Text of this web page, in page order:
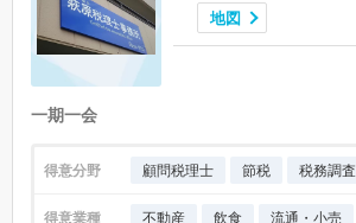
地図
一期一会
得意分野 顧問税理士 節税 税務調査
得意業種 不動産 飲食 流通・小売